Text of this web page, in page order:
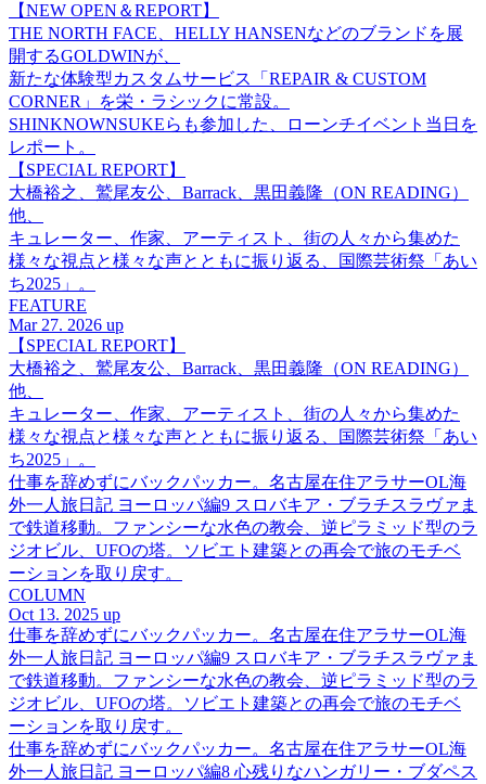
【NEW OPEN＆REPORT】
THE NORTH FACE、HELLY HANSENなどのブランドを展
開するGOLDWINが、
新たな体験型カスタムサービス「REPAIR & CUSTOM
CORNER」を栄・ラシックに常設。
SHINKNOWNSUKEらも参加した、ローンチイベント当日を
レポート。
【SPECIAL REPORT】
大橋裕之、鷲尾友公、Barrack、黒田義隆（ON READING）
他、
キュレーター、作家、アーティスト、街の人々から集めた
様々な視点と様々な声とともに振り返る、国際芸術祭「あい
ち2025」。
FEATURE
Mar 27. 2026 up
【SPECIAL REPORT】
大橋裕之、鷲尾友公、Barrack、黒田義隆（ON READING）
他、
キュレーター、作家、アーティスト、街の人々から集めた
様々な視点と様々な声とともに振り返る、国際芸術祭「あい
ち2025」。
仕事を辞めずにバックパッカー。名古屋在住アラサーOL海
外一人旅日記 ヨーロッパ編9 スロバキア・ブラチスラヴァま
で鉄道移動。ファンシーな水色の教会、逆ピラミッド型のラ
ジオビル、UFOの塔。ソビエト建築との再会で旅のモチベ
ーションを取り戻す。
COLUMN
Oct 13. 2025 up
仕事を辞めずにバックパッカー。名古屋在住アラサーOL海
外一人旅日記 ヨーロッパ編9 スロバキア・ブラチスラヴァま
で鉄道移動。ファンシーな水色の教会、逆ピラミッド型のラ
ジオビル、UFOの塔。ソビエト建築との再会で旅のモチベ
ーションを取り戻す。
仕事を辞めずにバックパッカー。名古屋在住アラサーOL海
外一人旅日記 ヨーロッパ編8 心残りなハンガリー・ブダペス